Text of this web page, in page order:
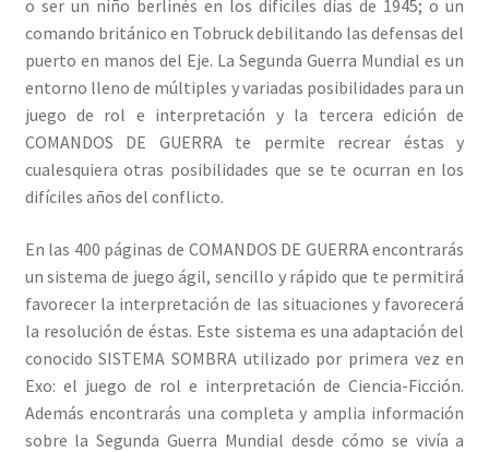
o ser un niño berlinés en los difíciles días de 1945; o un
comando británico en Tobruck debilitando las defensas del
puerto en manos del Eje. La Segunda Guerra Mundial es un
entorno lleno de múltiples y variadas posibilidades para un
juego de rol e interpretación y la tercera edición de
COMANDOS DE GUERRA te permite recrear éstas y
cualesquiera otras posibilidades que se te ocurran en los
difíciles años del conflicto.
En las 400 páginas de COMANDOS DE GUERRA encontrarás
un sistema de juego ágil, sencillo y rápido que te permitirá
favorecer la interpretación de las situaciones y favorecerá
la resolución de éstas. Este sistema es una adaptación del
conocido SISTEMA SOMBRA utilizado por primera vez en
Exo: el juego de rol e interpretación de Ciencia-Ficción.
Además encontrarás una completa y amplia información
sobre la Segunda Guerra Mundial desde cómo se vivía a